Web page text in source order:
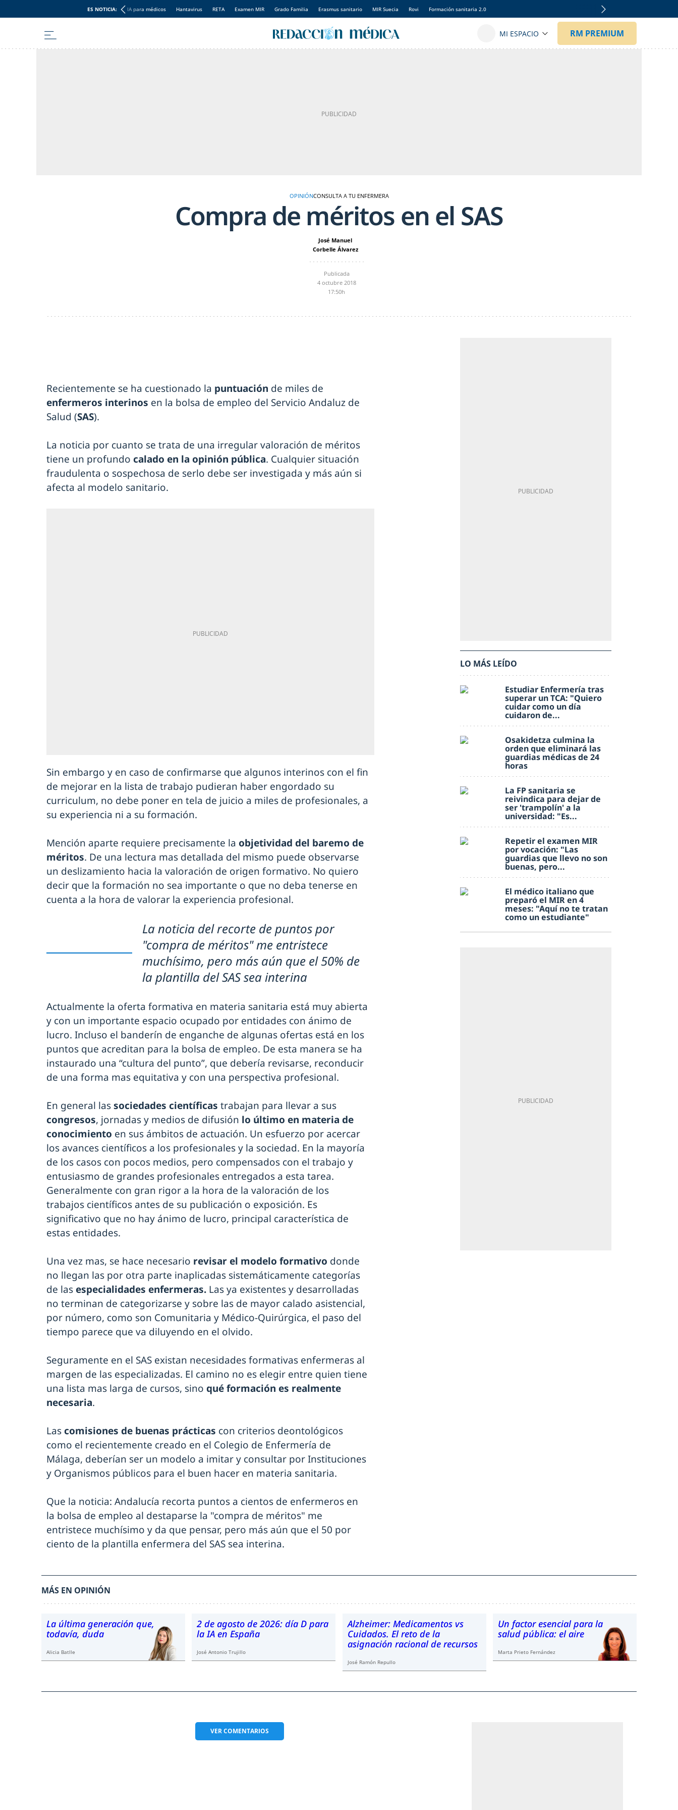
ES NOTICIA: IA para médicos Hantavirus RETA Examen MIR Grado Familia Erasmus sanitario MIR Suecia Rovi Formación sanitaria 2.0
OPINIÓNCONSULTA A TU ENFERMERA
Compra de méritos en el SAS
José Manuel
Corbelle Álvarez
Publicada
4 octubre 2018
17:50h
Recientemente se ha cuestionado la puntuación de miles de
enfermeros interinos en la bolsa de empleo del Servicio Andaluz de
Salud (SAS).
La noticia por cuanto se trata de una irregular valoración de méritos
tiene un profundo calado en la opinión pública. Cualquier situación
fraudulenta o sospechosa de serlo debe ser investigada y más aún si
afecta al modelo sanitario.
Sin embargo y en caso de confirmarse que algunos interinos con el fin
de mejorar en la lista de trabajo pudieran haber engordado su
curriculum, no debe poner en tela de juicio a miles de profesionales, a
su experiencia ni a su formación.
Mención aparte requiere precisamente la objetividad del baremo de
méritos. De una lectura mas detallada del mismo puede observarse
un deslizamiento hacia la valoración de origen formativo. No quiero
decir que la formación no sea importante o que no deba tenerse en
cuenta a la hora de valorar la experiencia profesional.
La noticia del recorte de puntos por
"compra de méritos" me entristece
muchísimo, pero más aún que el 50% de
la plantilla del SAS sea interina
Actualmente la oferta formativa en materia sanitaria está muy abierta
y con un importante espacio ocupado por entidades con ánimo de
lucro. Incluso el banderín de enganche de algunas ofertas está en los
puntos que acreditan para la bolsa de empleo. De esta manera se ha
instaurado una “cultura del punto”, que debería revisarse, reconducir
de una forma mas equitativa y con una perspectiva profesional.
En general lassociedades científicas trabajan para llevar a sus
congresos, jornadas y medios de difusión lo último en materia de
conocimiento en sus ámbitos de actuación. Un esfuerzo por acercar
los avances científicos a los profesionales y la sociedad. En la mayoría
de los casos con pocos medios, pero compensados con el trabajo y
entusiasmo de grandes profesionales entregados a esta tarea.
Generalmente con gran rigor a la hora de la valoración de los
trabajos científicos antes de su publicación o exposición. Es
significativo que no hay ánimo de lucro, principal característica de
estas entidades.
Una vez mas, se hace necesario revisar el modelo formativo donde
no llegan las por otra parte inaplicadas sistemáticamente categorías
de las especialidades enfermeras. Las ya existentes y desarrolladas
no terminan de categorizarse y sobre las de mayor calado asistencial,
por número, como son Comunitaria y Médico-Quirúrgica, el paso del
tiempo parece que va diluyendo en el olvido.
Seguramente en el SAS existan necesidades formativas enfermeras al
margen de las especializadas. El camino no es elegir entre quien tiene
una lista mas larga de cursos, sino qué formación es realmente
necesaria.
Las comisiones de buenas prácticas con criterios deontológicos
como el recientemente creado en el Colegio de Enfermería de
Málaga, deberían ser un modelo a imitar y consultar por Instituciones
y Organismos públicos para el buen hacer en materia sanitaria.
Que la noticia: Andalucía recorta puntos a cientos de enfermeros en
la bolsa de empleo al destaparse la "compra de méritos" me
entristece muchísimo y da que pensar, pero más aún que el 50 por
ciento de la plantilla enfermera del SAS sea interina.
LO MÁS LEÍDO
Estudiar Enfermería tras
superar un TCA: "Quiero
cuidar como un día
cuidaron de...
Osakidetza culmina la
orden que eliminará las
guardias médicas de 24
horas
La FP sanitaria se
reivindica para dejar de
ser 'trampolín' a la
universidad: "Es...
Repetir el examen MIR
por vocación: "Las
guardias que llevo no son
buenas, pero...
El médico italiano que
preparó el MIR en 4
meses: "Aquí no te tratan
como un estudiante"
MÁS EN OPINIÓN
La última generación que,
todavía, duda
Alicia Batlle
2 de agosto de 2026: día D para
la IA en España
José Antonio Trujillo
Alzheimer: Medicamentos vs
Cuidados. El reto de la
asignación racional de recursos
José Ramón Repullo
Un factor esencial para la
salud pública: el aire
Marta Prieto Fernández
VERCOMENTARIOS